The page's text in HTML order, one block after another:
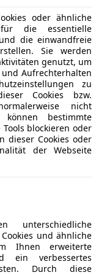
Head-up
Metallic
Schwarz
Vollleder
nicht nur mit
entfaltet
Der originale OPF
(Magic Vision
Nappa
Online
oder ähnliche
die essentielle
die einwandfreie
Sie werden
genutzt, um
Aufrechterhalten
zu
Cookies bzw.
nicht
bestimmte
blockieren oder
dieser Cookies oder
der Webseite
unterschiedliche
und ähnliche
Ihnen erweiterte
ein verbessertes
Durch diese